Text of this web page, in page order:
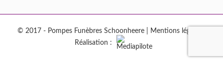
© 2017 - Pompes Funèbres Schoonheere | Mentions légales
Réalisation :